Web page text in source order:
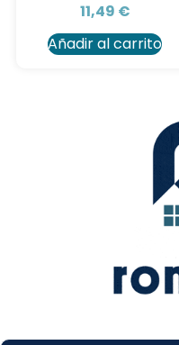
11,49 €
Añadir al carrito